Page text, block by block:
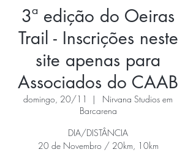
3ª edição do Oeiras
Trail - Inscrições neste
site apenas para
Associados do CAAB
domingo, 20/11
  |
Nirvana Studios em
Barcarena
DIA/DISTÂNCIA
20 de Novembro / 20km, 10km